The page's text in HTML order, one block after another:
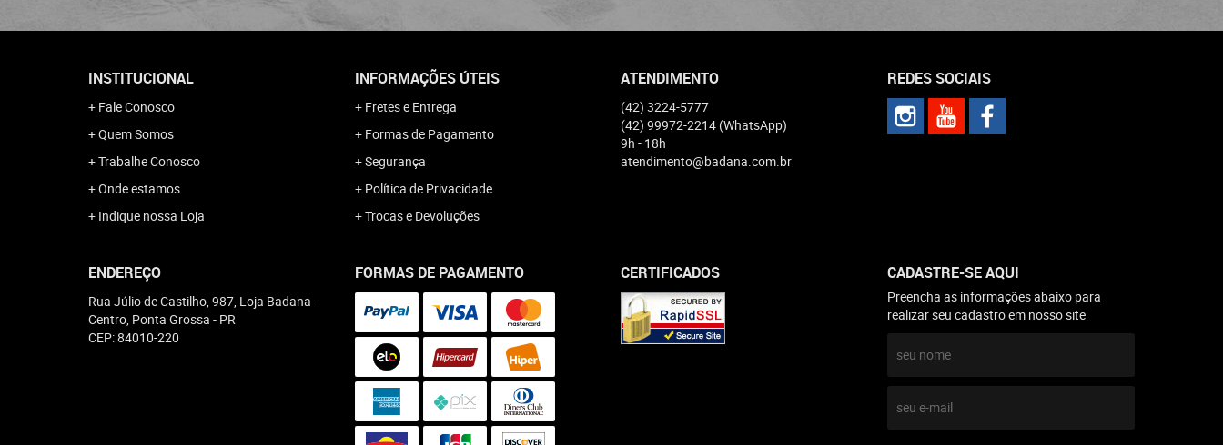
INSTITUCIONAL
Fale Conosco
Quem Somos
Trabalhe Conosco
Onde estamos
Indique nossa Loja
INFORMAÇÕES ÚTEIS
Fretes e Entrega
Formas de Pagamento
Segurança
Política de Privacidade
Trocas e Devoluções
ATENDIMENTO
(42) 3224-5777
(42) 99972-2214 (WhatsApp)
9h - 18h
atendimento@badana.com.br
REDES SOCIAIS
ENDEREÇO
Rua Júlio de Castilho, 987, Loja Badana -
Centro, Ponta Grossa - PR
CEP: 84010-220
FORMAS DE PAGAMENTO CERTIFICADOS CADASTRE-SE AQUI
Preencha as informações abaixo para
realizar seu cadastro em nosso site